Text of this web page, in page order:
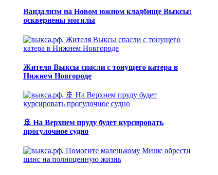
Вандализм на Новом южном кладбище Выксы:
осквернены могилы
Жителя Выксы спасли с тонущего катера в
Нижнем Новгороде
🚢 На Верхнем пруду будет курсировать
прогулочное судно